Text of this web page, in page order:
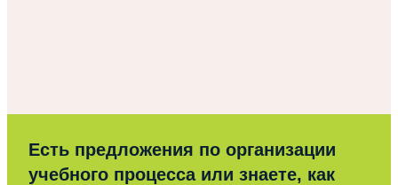
Есть предложения по организации
учебного процесса или знаете, как